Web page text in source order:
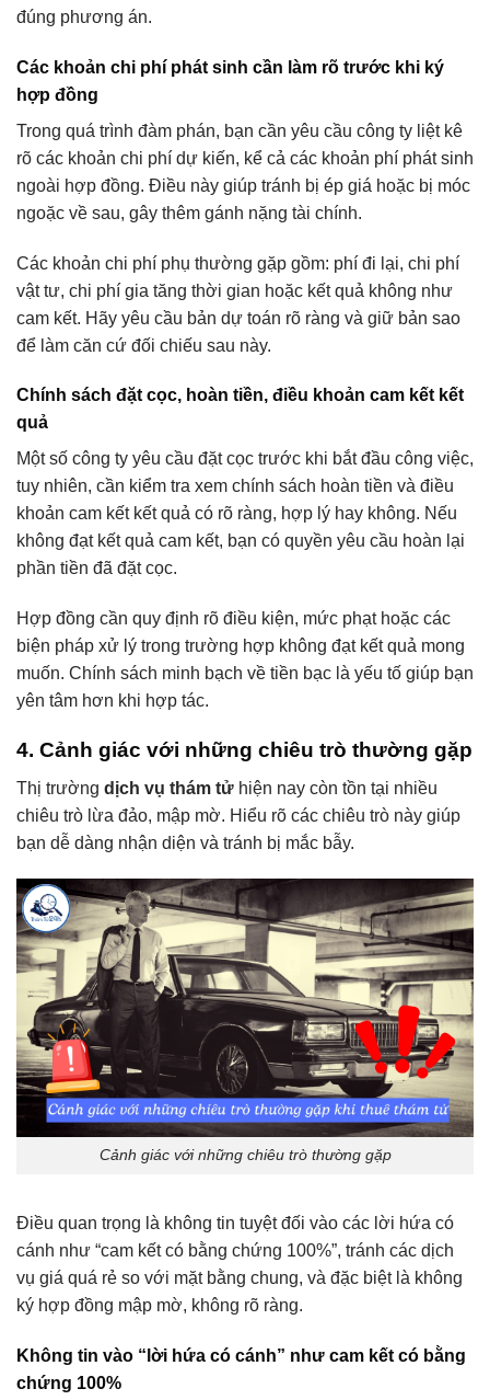
đúng phương án.
Các khoản chi phí phát sinh cần làm rõ trước khi ký
hợp đồng
Trong quá trình đàm phán, bạn cần yêu cầu công ty liệt kê
rõ các khoản chi phí dự kiến, kể cả các khoản phí phát sinh
ngoài hợp đồng. Điều này giúp tránh bị ép giá hoặc bị móc
ngoặc về sau, gây thêm gánh nặng tài chính.
Các khoản chi phí phụ thường gặp gồm: phí đi lại, chi phí
vật tư, chi phí gia tăng thời gian hoặc kết quả không như
cam kết. Hãy yêu cầu bản dự toán rõ ràng và giữ bản sao
để làm căn cứ đối chiếu sau này.
Chính sách đặt cọc, hoàn tiền, điều khoản cam kết kết
quả
Một số công ty yêu cầu đặt cọc trước khi bắt đầu công việc,
tuy nhiên, cần kiểm tra xem chính sách hoàn tiền và điều
khoản cam kết kết quả có rõ ràng, hợp lý hay không. Nếu
không đạt kết quả cam kết, bạn có quyền yêu cầu hoàn lại
phần tiền đã đặt cọc.
Hợp đồng cần quy định rõ điều kiện, mức phạt hoặc các
biện pháp xử lý trong trường hợp không đạt kết quả mong
muốn. Chính sách minh bạch về tiền bạc là yếu tố giúp bạn
yên tâm hơn khi hợp tác.
4. Cảnh giác với những chiêu trò thường gặp
Thị trường dịch vụ thám tử hiện nay còn tồn tại nhiều
chiêu trò lừa đảo, mập mờ. Hiểu rõ các chiêu trò này giúp
bạn dễ dàng nhận diện và tránh bị mắc bẫy.
Cảnh giác với những chiêu trò thường gặp
Điều quan trọng là không tin tuyệt đối vào các lời hứa có
cánh như “cam kết có bằng chứng 100%”, tránh các dịch
vụ giá quá rẻ so với mặt bằng chung, và đặc biệt là không
ký hợp đồng mập mờ, không rõ ràng.
Không tin vào “lời hứa có cánh” như cam kết có bằng
chứng 100%